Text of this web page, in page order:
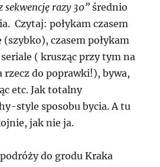
razy 30” średnio
Czytaj: połykam czasem
czasem połykam
( krusząc przy tym na
do poprawki!), bywa,
etc. Jak totalny
style sposobu bycia. A tu
jak nie ja.
do grodu Kraka